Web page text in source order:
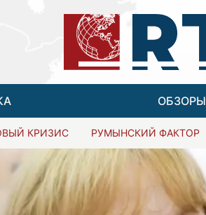
ОБЗОРЫ
КРИЗИС РУМЫНСКИЙ ФАКТОР